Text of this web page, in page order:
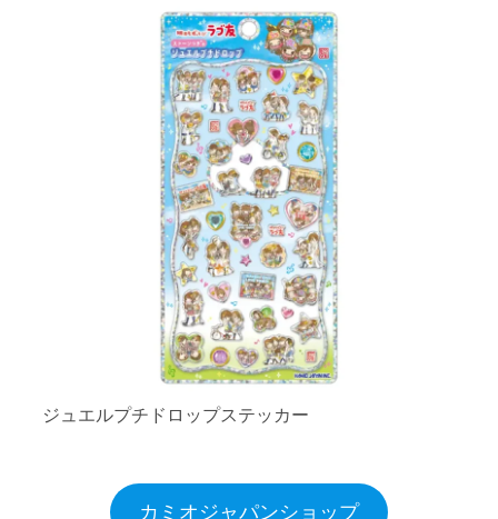
ジュエルプチドロップステッカー
カミオジャパンショップ